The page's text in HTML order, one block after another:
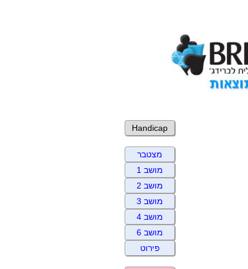
Handicap
מצטבר
מושב 1
מושב 2
מושב 3
מושב 4
מושב 6
פירוט